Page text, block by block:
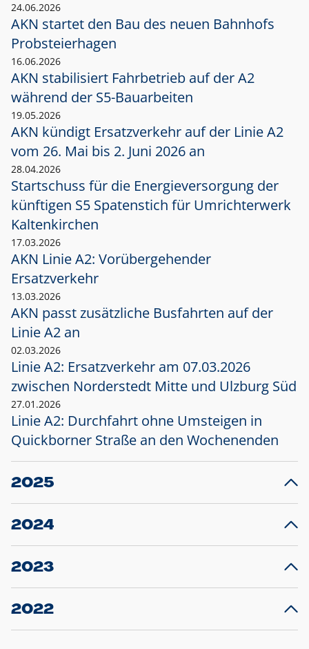
24.06.2026
AKN startet den Bau des neuen Bahnhofs
Probsteierhagen
16.06.2026
AKN stabilisiert Fahrbetrieb auf der A2
während der S5-Bauarbeiten
19.05.2026
AKN kündigt Ersatzverkehr auf der Linie A2
vom 26. Mai bis 2. Juni 2026 an
28.04.2026
Startschuss für die Energieversorgung der
künftigen S5 Spatenstich für Umrichterwerk
Kaltenkirchen
17.03.2026
AKN Linie A2: Vorübergehender
Ersatzverkehr
13.03.2026
AKN passt zusätzliche Busfahrten auf der
Linie A2 an
02.03.2026
Linie A2: Ersatzverkehr am 07.03.2026
zwischen Norderstedt Mitte und Ulzburg Süd
27.01.2026
Linie A2: Durchfahrt ohne Umsteigen in
Quickborner Straße an den Wochenenden
2025
23.12.2025
Projekt S5: Start der Bauarbeiten am
2024
10.12.2024
Großprojekt S5: Sperrung der Bahnstraße in
2023
20.12.2023
Schleswig-Holstein verlängert den
2022
22.12.2022